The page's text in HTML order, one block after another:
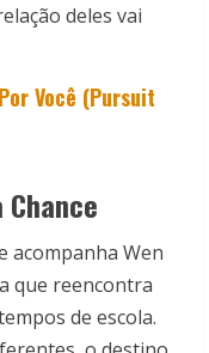
deles vai
Você (Pursuit
Chance
acompanha Wen
que reencontra
de escola.